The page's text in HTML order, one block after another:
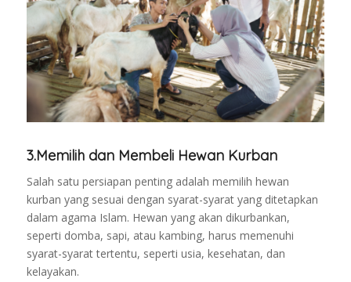
3.Memilih dan Membeli Hewan Kurban
Salah satu persiapan penting adalah memilih hewan
kurban yang sesuai dengan syarat-syarat yang ditetapkan
dalam agama Islam. Hewan yang akan dikurbankan,
seperti domba, sapi, atau kambing, harus memenuhi
syarat-syarat tertentu, seperti usia, kesehatan, dan
kelayakan.